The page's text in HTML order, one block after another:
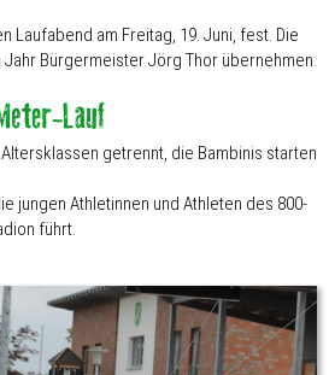
Laufabend am Freitag, 19. Juni, fest. Die
Bürgermeister Jörg Thor übernehmen.
getrennt, die Bambinis starten
jungen Athletinnen und Athleten des 800-
führt.